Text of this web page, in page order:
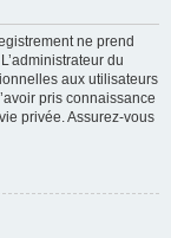
ne prend
du
aux utilisateurs
pris connaissance
privée. Assurez-vous